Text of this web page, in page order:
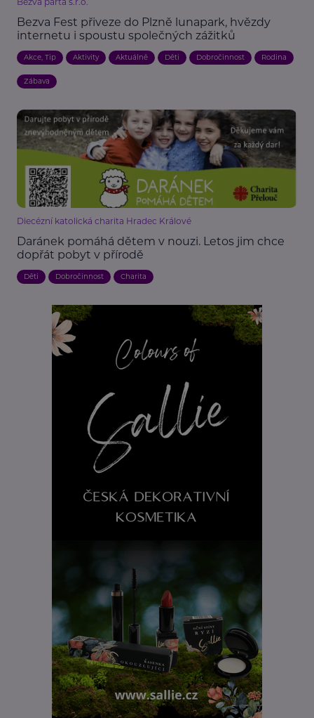
Bezva Fest přiveze do Plzně lunapark, hvězdy
internetu i spoustu společných zážitků
Akce, Tip Aktivity Aktuálně Děti Dobročinnost Rodina
Zábava
Diecézní katolická charita Hradec Králové
Daránek pomáhá dětem v nouzi. Letos jim chce
dopřát pobyt v přírodě
Děti Dobročinnost Charita